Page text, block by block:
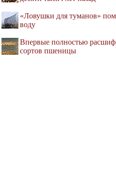
«Ловушки для туманов»
воду
Впервые полностью
сортов пшеницы